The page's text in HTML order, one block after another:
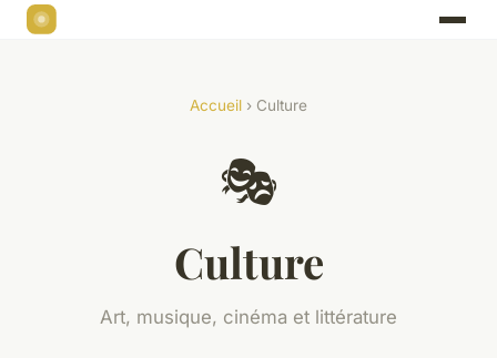
Accueil › Culture
🎭
Culture
Art, musique, cinéma et littérature